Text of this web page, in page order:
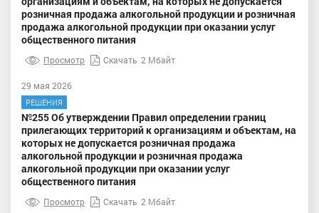
розничная продажа алкогольной продукции и розничная
продажа алкогольной продукции при оказании услуг
общественного питания
Просмотр Скачать 2 Мбайт
29 мая 2026
РЕШЕНИЯ
№255 Об утверждении Правил определении границ
прилегающих территорий к организациям и объектам, на
которых не допускается розничная продажа
алкогольной продукции и розничная продажа
алкогольной продукции при оказании услуг
общественного питания
Просмотр Скачать 2 Мбайт